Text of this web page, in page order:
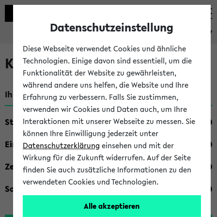
eKVV
Kombisuche im eKVV
Ihre Suchkriterien:
Studienfach
Einrichtung
Zeiten
Sonstiges
Datenschutzeinstellung
Diese Webseite verwendet Cookies und ähnliche
Technologien. Einige davon sind essentiell, um die
Funktionalität der Website zu gewährleisten,
während andere uns helfen, die Website und Ihre
Erfahrung zu verbessern. Falls Sie zustimmen,
verwenden wir Cookies und Daten auch, um Ihre
Interaktionen mit unserer Webseite zu messen. Sie
können Ihre Einwilligung jederzeit unter
Datenschutzerklärung einsehen und mit der
Wirkung für die Zukunft widerrufen. Auf der Seite
finden Sie auch zusätzliche Informationen zu den
verwendeten Cookies und Technologien.
Alle akzeptieren